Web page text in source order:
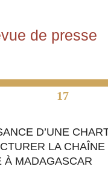
de presse
D’UNE
LA CHAÎNE
À MADAGASCAR